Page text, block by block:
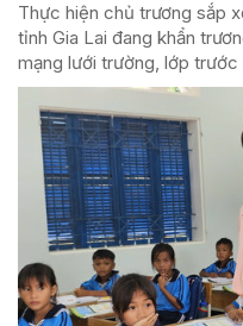
Thực hiện chủ trương sắp
tỉnh Gia Lai đang khẩn
mạng lưới trường, lớp trước